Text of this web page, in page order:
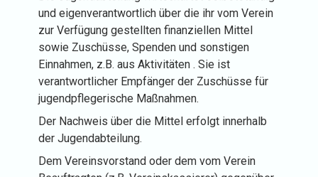
und eigenverantwortlich über die ihr vom Verein
zur Verfügung gestellten finanziellen Mittel
sowie Zuschüsse, Spenden und sonstigen
Einnahmen, z.B. aus Aktivitäten . Sie ist
verantwortlicher Empfänger der Zuschüsse für
jugendpflegerische Maßnahmen.
Der Nachweis über die Mittel erfolgt innerhalb
der Jugendabteilung.
Dem Vereinsvorstand oder dem vom Verein